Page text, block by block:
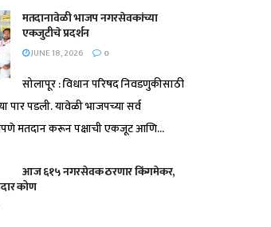
मतदानावेळी भाजप नगरसेवकांच्या
एकजुटीचे प्रदर्शन
JUNE 18, 2026 0
सोलापूर : विधान परिषद निवडणुकीसाठी
पार पडली. यावेळी भाजपच्या सर्व
मतदान करून पक्षाची एकजूट आणि...
आज ६१५ नगरसेवक ठरणार किंगमेकर,
कोण